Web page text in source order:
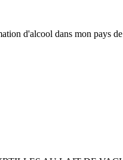
d'alcool dans mon pays